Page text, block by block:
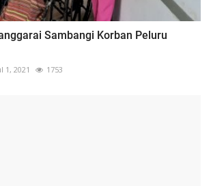
Sambangi Korban Peluru
1, 2021 1753